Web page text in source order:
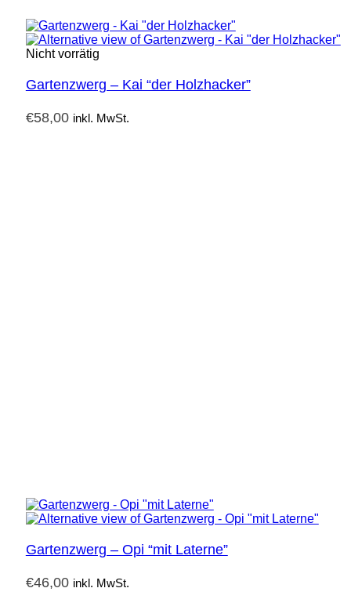
Nicht vorrätig
Gartenzwerg – Kai “der Holzhacker”
€58,00 inkl. MwSt.
Gartenzwerg – Opi “mit Laterne”
€46,00 inkl. MwSt.